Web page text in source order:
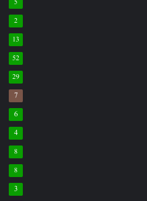
5
2
13
52
29
7
6
4
8
8
3